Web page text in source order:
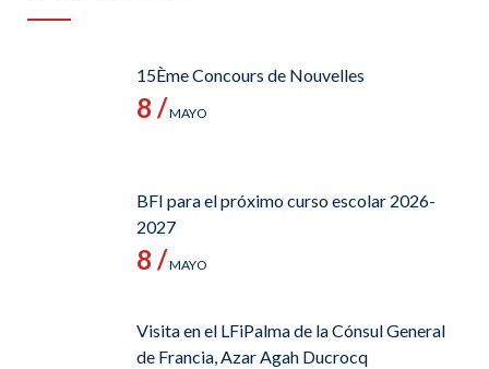
15Ème Concours de Nouvelles
8 /MAYO
BFI para el próximo curso escolar 2026-
2027
8 /MAYO
Visita en el LFiPalma de la Cónsul General
de Francia, Azar Agah Ducrocq